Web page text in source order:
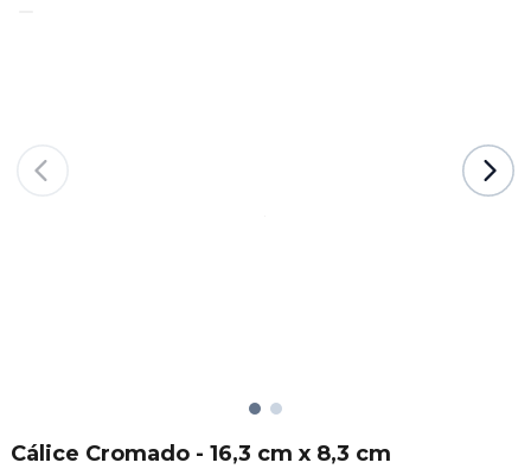
Cálice Cromado - 16,3 cm x 8,3 cm